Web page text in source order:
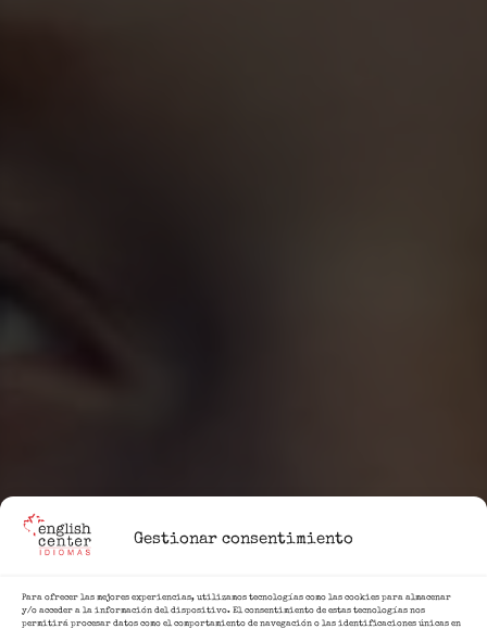
Gestionar consentimiento
Para ofrecer las mejores experiencias, utilizamos tecnologías como las cookies para almacenar
y/o acceder a la información del dispositivo. El consentimiento de estas tecnologías nos
permitirá procesar datos como el comportamiento de navegación o las identificaciones únicas en